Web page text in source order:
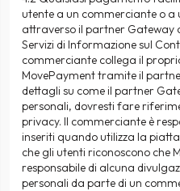
utente a un commerciante o
attraverso il partner Gateway
Servizi di Informazione sul
commerciante collega il
MovePayment tramite il
dettagli su come il partner
personali, dovresti fare
privacy. Il commerciante è
inseriti quando utilizza la
che gli utenti riconoscono che
responsabile di alcuna
personali da parte di un